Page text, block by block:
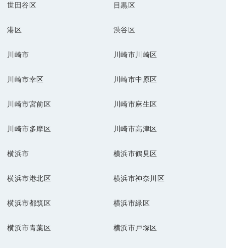
世田谷区 目黒区
港区 渋谷区
川崎市 川崎市川崎区
川崎市幸区 川崎市中原区
川崎市宮前区 川崎市麻生区
川崎市多摩区 川崎市高津区
横浜市 横浜市鶴見区
横浜市港北区 横浜市神奈川区
横浜市都筑区 横浜市緑区
横浜市青葉区 横浜市戸塚区